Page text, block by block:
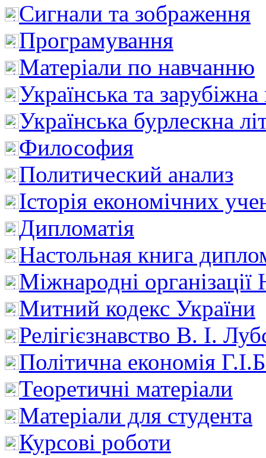
Сигнали та зображення
Програмування
Матеріали по навчанню
Українська та зарубіжна
Українська бурлескна
Философия
Политический анализ
Історія економічних
Дипломатія
Настольная книга
Міжнародні
Митний кодекс України
Релігієзнавство В. І.
Політична економія
Теоретичні матеріали
Матеріали для студента
Курсові роботи